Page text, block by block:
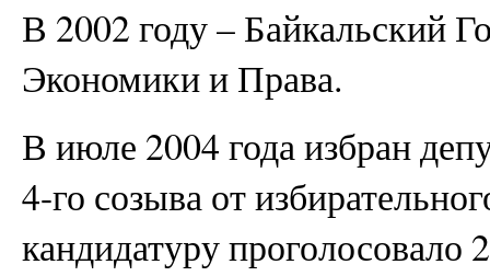
В 2002 году – Байкальский
Экономики и Права.
В июле 2004 года избран
4-го созыва от
кандидатуру проголосовало